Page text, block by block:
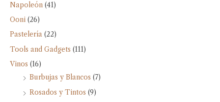
Napoleón (41)
Ooni (26)
Pastelería (22)
Tools and Gadgets (111)
Vinos (16)
Burbujas y Blancos (7)
Rosados y Tintos (9)